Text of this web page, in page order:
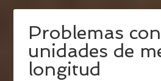
Problemas con
unidades de
longitud